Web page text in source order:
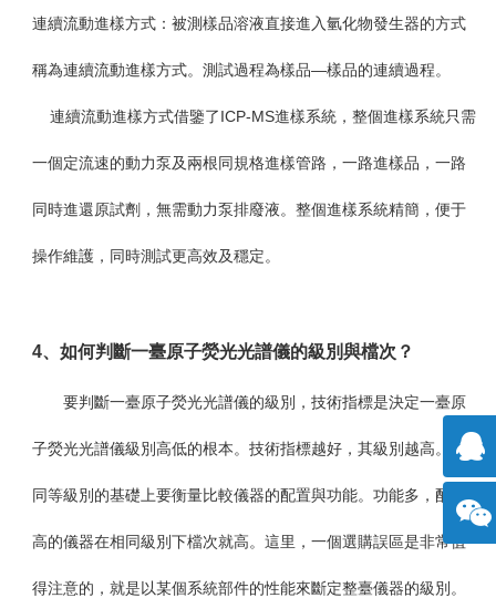
連續流動進樣方式： 被測樣品溶液直接進入氫化物發生器的方式
稱為連續流動進樣方式。測試過程為樣品—樣品的連續過程。
連續流動進樣方式借鑒了ICP-MS進樣系統，整個進樣系統只需
一個定流速的動力泵及兩根同規格進樣管路，一路進樣品，一路
同時進還原試劑，無需動力泵排廢液。整個進樣系統精簡，便于
操作維護，同時測試更高效及穩定。
4、如何判斷一臺原子熒光光譜儀的級別與檔次？
要判斷一臺原子熒光光譜儀的級別，技術指標是決定一臺原
子熒光光譜儀級別高低的根本。技術指標越好，其級別越高。在
同等級別的基礎上要衡量比較儀器的配置與功能。功能多，配置
高的儀器在相同級別下檔次就高。這里，一個選購誤區是非常值
得注意的，就是以某個系統部件的性能來斷定整臺儀器的級別。
擊咨